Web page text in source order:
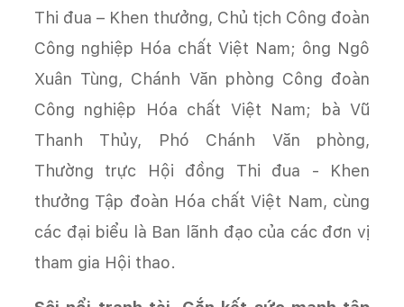
Thi đua – Khen thưởng, Chủ tịch Công đoàn
Công nghiệp Hóa chất Việt Nam; ông Ngô
Xuân Tùng, Chánh Văn phòng Công đoàn
Công nghiệp Hóa chất Việt Nam; bà Vũ
Thanh Thủy, Phó Chánh Văn phòng,
Thường trực Hội đồng Thi đua - Khen
thưởng Tập đoàn Hóa chất Việt Nam, cùng
các đại biểu là Ban lãnh đạo của các đơn vị
tham gia Hội thao.